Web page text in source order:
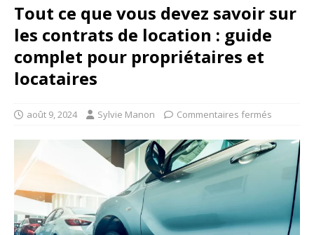
Tout ce que vous devez savoir sur
les contrats de location : guide
complet pour propriétaires et
locataires
août 9, 2024 Sylvie Manon Commentaires fermés